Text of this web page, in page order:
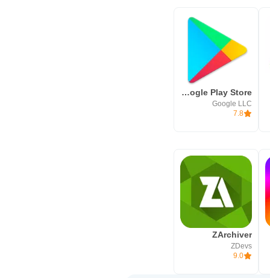
Google Play Store
Google LLC
7.8
ZArchiver
ZDevs
9.0